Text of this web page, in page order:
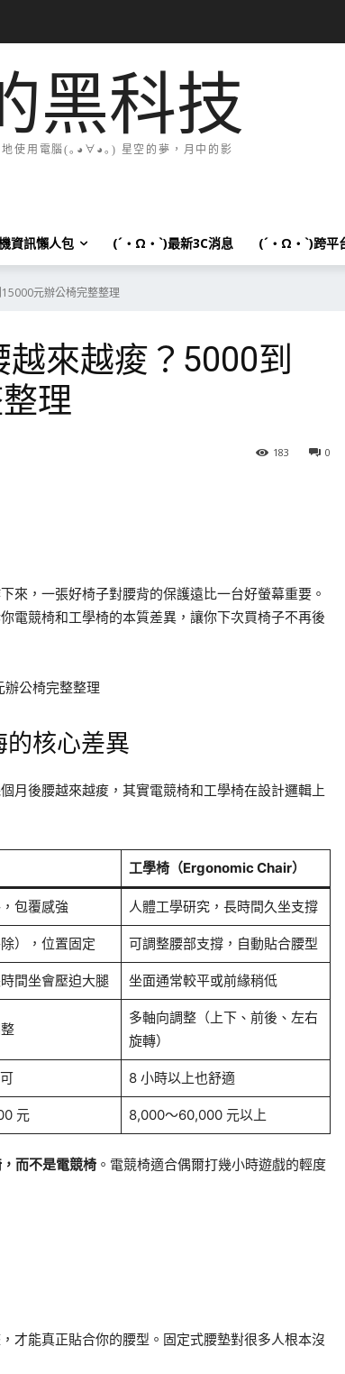
黑科技
地使用電腦(｡◕∀◕｡) 星空的夢，月中的影
資訊懶人包 (´・Ω・`)最新3C消息 (´・Ω・`)跨平
元辦公椅完整整理
來越痠？5000到
理
0
183
來，一張好椅子對腰背的保護遠比一台好螢幕重要。
電競椅和工學椅的本質差異，讓你下次買椅子不再後
的核心差異
月後腰越來越痠，其實電競椅和工學椅在設計邏輯上
工學椅（Ergonomic Chair）
包覆感強 人體工學研究，長時間久坐支撐
），位置固定 可調整腰部支撐，自動貼合腰型
間坐會壓迫大腿 坐面通常較平或前緣稍低
多軸向調整（上下、前後、左右
旋轉）
8 小時以上也舒適
元 8,000～60,000 元以上
而不是電競椅 。電競椅適合偶爾打幾小時遊戲的輕度
才能真正貼合你的腰型。固定式腰墊對很多人根本沒